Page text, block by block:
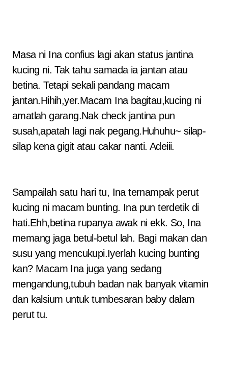
Masa ni Ina confius lagi akan status jantina
kucing ni. Tak tahu samada ia jantan atau
betina. Tetapi sekali pandang macam
jantan.Hihih,yer.Macam Ina bagitau,kucing ni
amatlah garang.Nak check jantina pun
susah,apatah lagi nak pegang.Huhuhu~ silap-
silap kena gigit atau cakar nanti. Adeiii.
Sampailah satu hari tu, Ina ternampak perut
kucing ni macam bunting. Ina pun terdetik di
hati.Ehh,betina rupanya awak ni ekk. So, Ina
memang jaga betul-betul lah. Bagi makan dan
susu yang mencukupi.Iyerlah kucing bunting
kan? Macam Ina juga yang sedang
mengandung,tubuh badan nak banyak vitamin
dan kalsium untuk tumbesaran baby dalam
perut tu.